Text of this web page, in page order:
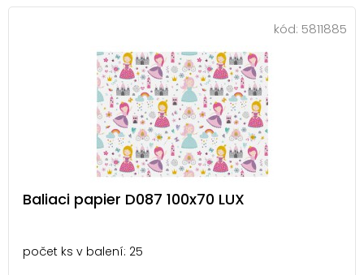
kód: 5811885
Baliaci papier D087 100x70 LUX
počet ks v balení: 25